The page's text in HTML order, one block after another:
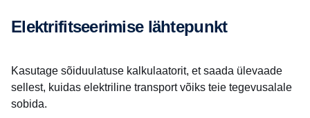
Elektrifitseerimise lähtepunkt
Kasutage sõiduulatuse kalkulaatorit, et saada ülevaade
sellest, kuidas elektriline transport võiks teie tegevusalale
sobida.